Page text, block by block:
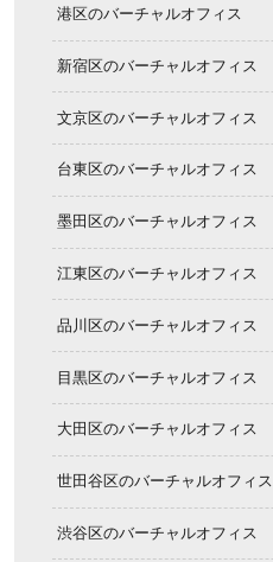
港区のバーチャルオフィス
新宿区のバーチャルオフィス
文京区のバーチャルオフィス
台東区のバーチャルオフィス
墨田区のバーチャルオフィス
江東区のバーチャルオフィス
品川区のバーチャルオフィス
目黒区のバーチャルオフィス
大田区のバーチャルオフィス
世田谷区のバーチャルオフィス
渋谷区のバーチャルオフィス